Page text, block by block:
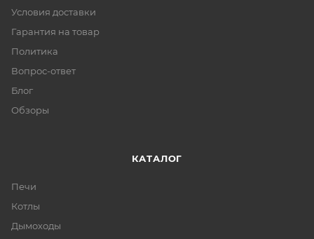
Условия доставки
Гарантия на товар
Политика
Вопрос-ответ
Блог
Обзоры
КАТАЛОГ
Печи
Котлы
Дымоходы